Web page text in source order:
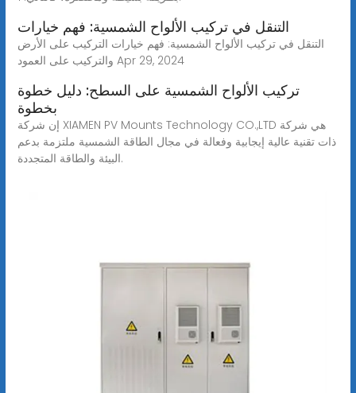
التنقل في تركيب الألواح الشمسية: فهم خيارات
التنقل في تركيب الألواح الشمسية: فهم خيارات التركيب على الأرض
والتركيب على العمود Apr 29, 2024
تركيب الألواح الشمسية على السطح: دليل خطوة
بخطوة
إن شركة XIAMEN PV Mounts Technology CO.,LTD هي شركة
ذات تقنية عالية إيجابية وفعالة في مجال الطاقة الشمسية ملتزمة بدعم
البيئة والطاقة المتجددة.